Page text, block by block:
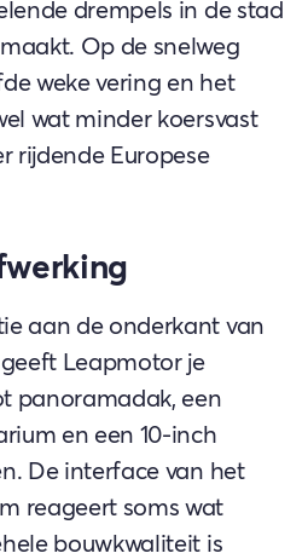
drempels in de stad
Op de snelweg
weke vering en het
wat minder koersvast
rijdende Europese
aan de onderkant van
Leapmotor je
panoramadak, een
en een 10-inch
De interface van het
reageert soms wat
bouwkwaliteit is